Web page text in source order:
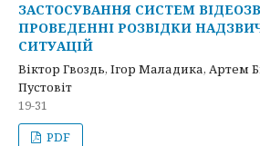
ЗАСТОСУВАННЯ СИСТЕМ
ПРОВЕДЕННІ РОЗВІДКИ
СИТУАЦІЙ
Віктор Гвоздь, Ігор Маладика, Артем
Пустовіт
19-31
PDF